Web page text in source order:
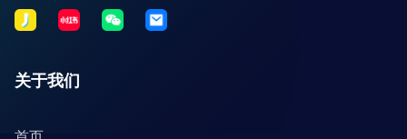
关于我们